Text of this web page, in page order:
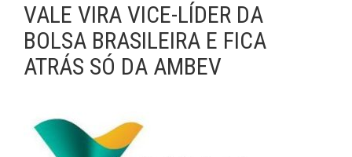
VALE VIRA VICE-LÍDER DA
BOLSA BRASILEIRA E FICA
ATRÁS SÓ DA AMBEV